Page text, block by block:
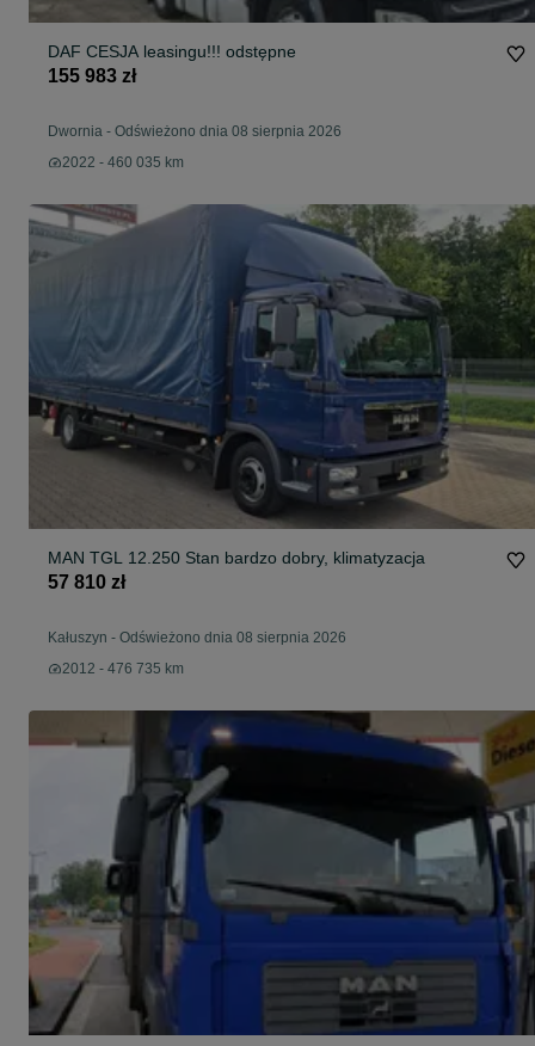
DAF CESJA leasingu!!! odstępne
155 983 zł
Dwornia - Odświeżono dnia 08 sierpnia 2026
2022 - 460 035 km
MAN TGL 12.250 Stan bardzo dobry, klimatyzacja
57 810 zł
Kałuszyn - Odświeżono dnia 08 sierpnia 2026
2012 - 476 735 km